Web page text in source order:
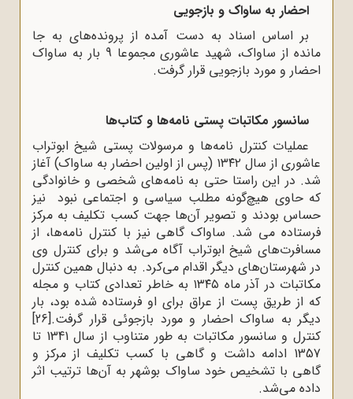
احضار به ساواک و بازجویی
بر اساس اسناد به دست آمده از پرونده‌های به جا
مانده از ساواک، شهید عاشوری مجموعا 9 بار به ساواک
احضار و مورد بازجویی قرار گرفت.
سانسور مکاتبات پستی نامه‌ها و کتاب‌ها
عملیات کنترل نامه‌ها و مرسولات پستی شیخ ابوتراب
عاشوری از سال ۱۳۴۲ (پس از اولین احضار به ساواک) آغاز
شد. در این راستا حتی به نامه‌های شخصی و خانوادگی
که حاوی هیچ‌گونه مطلب سیاسی و اجتماعی نبود نیز
حساس بودند و تصویر آن‌ها جهت کسب تکلیف به مرکز
فرستاده می شد. ساواک گاهی نیز با کنترل نامه‌ها، از
مسافرت‌های شیخ ابوتراب آگاه می‌شد و برای کنترل وی
در شهرستان‌های دیگر اقدام می‌کرد. به دنبال همین کنترل
مکاتبات در آذر ماه ۱۳۴۵ به خاطر تعدادی کتاب و مجله
که از طریق پست از عراق برای او فرستاده شده بود، بار
دیگر به ساواک احضار و مورد بازجوئی قرار گرفت.[26]
کنترل و سانسور مکاتبات به طور متناوب از سال 1341 تا
1357 ادامه داشت و گاهی با کسب تکلیف از مرکز و
گاهی با تشخیص خود ساواک بوشهر به آن‌ها ترتیب اثر
داده می‌شد.